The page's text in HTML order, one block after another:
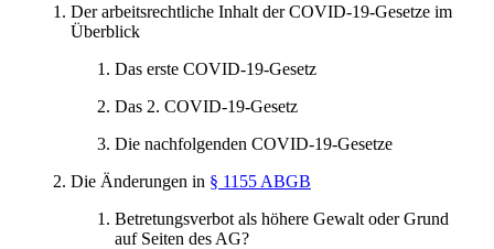
Der arbeitsrechtliche Inhalt der COVID-19-Gesetze im
Überblick
Das erste COVID-19-Gesetz
Das 2. COVID-19-Gesetz
Die nachfolgenden COVID-19-Gesetze
Die Änderungen in § 1155 ABGB
Betretungsverbot als höhere Gewalt oder Grund
auf Seiten des AG?